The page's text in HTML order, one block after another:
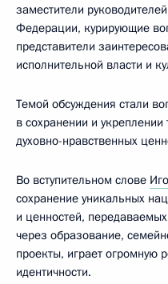
заместители
Федерации, курирующие
представители
исполнительной власти и
Темой обсуждения стали
в сохранении и
духовно-нравственных
Во вступительном слове
сохранение уникальных
и ценностей,
через образование,
проекты, играет огромную
идентичности.